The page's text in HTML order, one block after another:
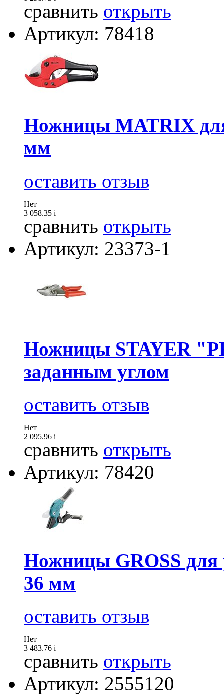
сравнить открыть
Артикул: 78418
Ножницы MATRIX
мм
оставить отзыв
Нет
3 058.35 i
сравнить открыть
Артикул: 23373-1
Ножницы STAYER
заданным углом
оставить отзыв
Нет
2 095.96 i
сравнить открыть
Артикул: 78420
Ножницы GROSS для
36 мм
оставить отзыв
Нет
3 483.76 i
сравнить открыть
Артикул: 2555120